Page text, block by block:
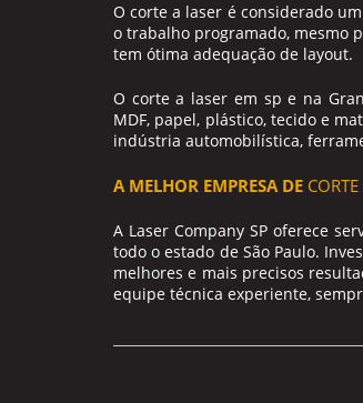
O corte a laser é considerado
o trabalho programado, mesmo
tem ótima adequação de layout.
O corte a laser em sp e na
MDF, papel, plástico, tecido e
indústria automobilística,
A MELHOR EMPRESA DE
A Laser Company SP oferece
todo o estado de São Paulo.
melhores e mais precisos
equipe técnica experiente,